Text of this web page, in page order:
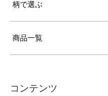
柄で選ぶ
商品一覧
コンテンツ